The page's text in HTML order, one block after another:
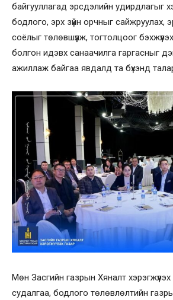
байгууллагад эрсдэлийн удирдлагыг
бодлого, эрх зүйн орчныг сайжруулах,
соёлыг төлөвшүүлж, тогтолцоог
болгон идэвх санаачилга гаргасныг
ажиллаж байгаа явдалд та бүхэнд
Мөн Засгийн газрын Хяналт
судалгаа, бодлого төлөвлөлтийн